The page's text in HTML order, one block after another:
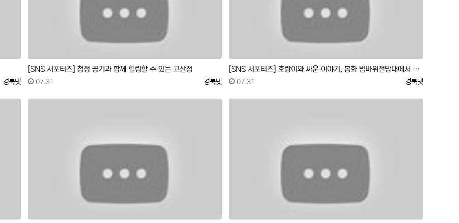
등록자
경북넷
[SNS 서포터즈] 청정 공기과 함께 힐링할 수 있는 고산정
등록자
경북넷
등록일
07.31
[SNS 서포터즈] 호랑이와 싸운 이야기, 봉화 범바위전망대에서 경치 감상해봤어요
등록자
경북넷
등록일
07.31